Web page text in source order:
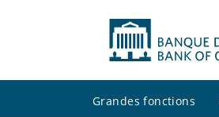
Grandes fonctions